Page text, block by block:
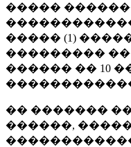
�����
����� (1)
���������
������ �� 10
�� �������
������,